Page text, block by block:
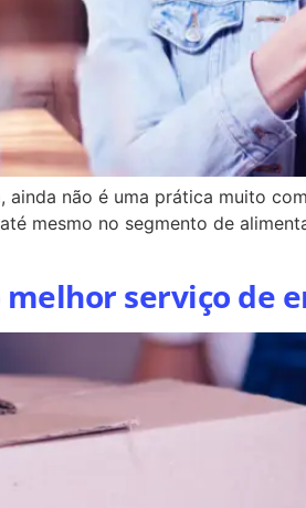
não é uma prática muito
mesmo no segmento de
serviço de